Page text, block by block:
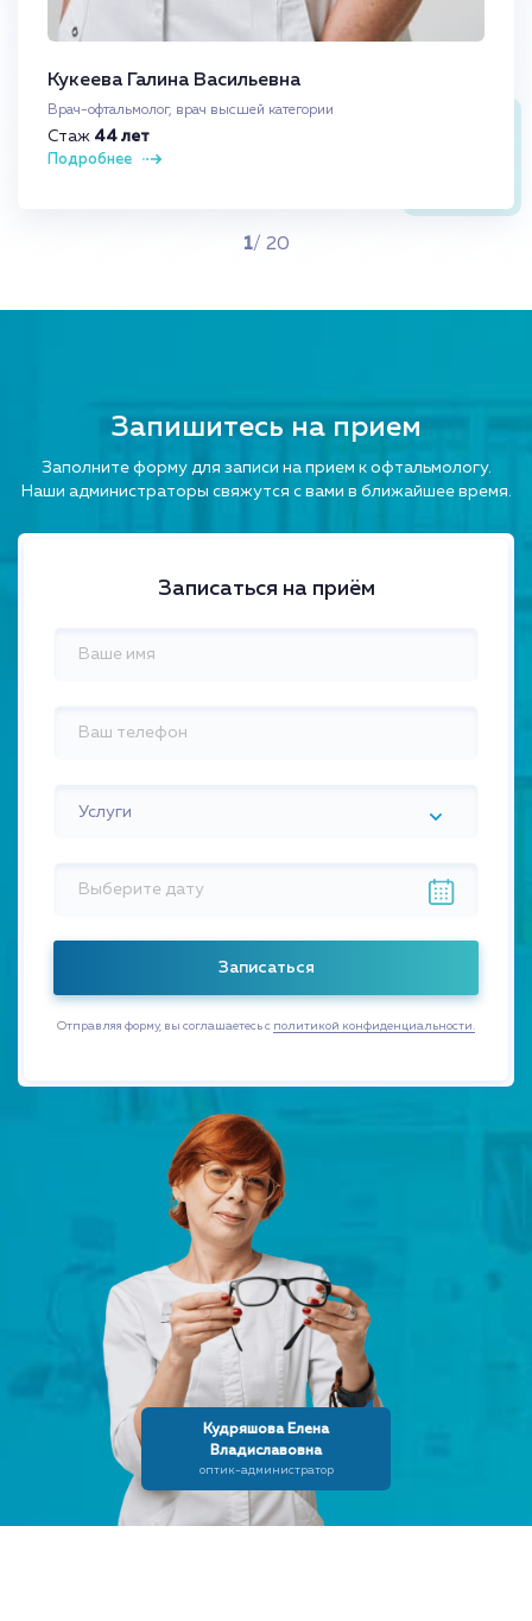
Кукеева Галина Васильевна
Врач-офтальмолог, врач высшей категории
Стаж 44 лет
Подробнее
1/ 20
Кудряшова Елена
Владиславовна
оптик-администратор
Запишитесь на прием
Заполните форму для записи на прием к офтальмологу.
Наши администраторы свяжутся с вами в ближайшее время.
Записаться на приём
Услуги
Отправляя форму, вы соглашаетесь с политикой конфиденциальности.